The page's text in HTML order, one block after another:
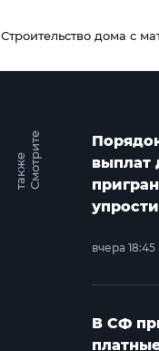
00:00
Строительство дома с
С
м
о
т
р и
т
е
т
а
к
ж
е
выплат
вчера 18:45
В СФ